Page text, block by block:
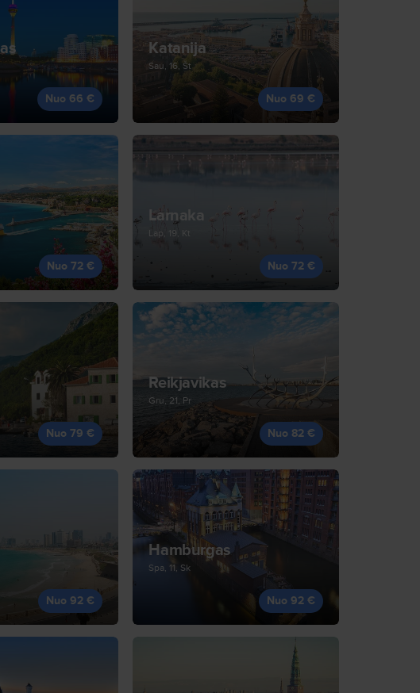
Nuo 66 €
Katanija
Sau, 16, Št
Nuo 69 €
Nuo 72 €
Larnaka
Lap, 19, Kt
Nuo 72 €
Nuo 79 €
Reikjavikas
Gru, 21, Pr
Nuo 82 €
Nuo 92 €
Hamburgas
Spa, 11, Sk
Nuo 92 €